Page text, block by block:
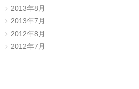
2013年8月
2013年7月
2012年8月
2012年7月